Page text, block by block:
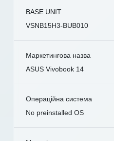
BASE UNIT
VSNB15H3-BUB010
Маркетингова назва
ASUS Vivobook 14
Операційна система
No preinstalled OS